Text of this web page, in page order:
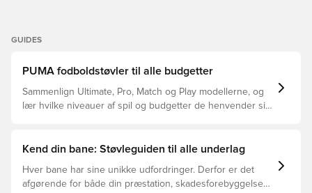
GUIDES
PUMA fodboldstøvler til alle budgetter
Sammenlign Ultimate, Pro, Match og Play modellerne, og
lær hvilke niveauer af spil og budgetter de henvender sig
Kend din bane: Støvleguiden til alle underlag
Hver bane har sine unikke udfordringer. Derfor er det
afgørende for både din præstation, skadesforebyggelse